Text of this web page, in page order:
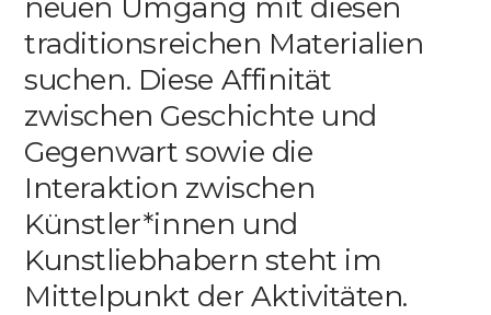
neuen Umgang mit diesen
traditionsreichen Materialien
suchen. Diese Affinität
zwischen Geschichte und
Gegenwart sowie die
Interaktion zwischen
Künstler*innen und
Kunstliebhabern steht im
Mittelpunkt der Aktivitäten.